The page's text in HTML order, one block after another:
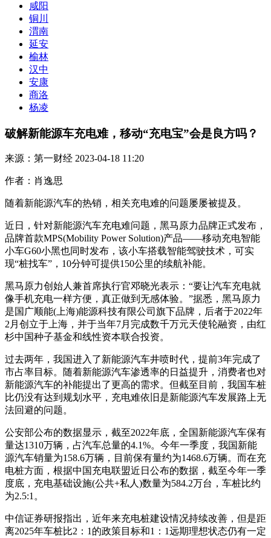
咸阳
铜川
渭南
延安
榆林
汉中
安康
商洛
杨凌
破解新能源车充电难，移动“充电宝”会是良方吗？
来源：第一财经 2023-04-18 11:20
作者：肖逸思
随着新能源汽车的热销，相关充电难的问题屡屡被提及。
近日，针对新能源汽车充电难问题，黑马原力品牌正式发布，
品牌首款MPS(Mobility Power Solution)产品——移动充电智能
小车G60小黑也同时发布，该小车搭载智能驾驶技术，可实
现“桩找车”，10分钟可提供150公里的续航补能。
黑马原力创始人兼首席执行官邓晓光表示：“要让汽车充电就
像手机充电一样方便，真正做到无感体验。”据悉，黑马原力
是国广顺能(上海)能源科技有限公司旗下品牌，后者于2022年
2月创立于上海，并于当年7月完成数千万元天使轮融资，由红
杉中国种子基金和线性资本联合投资。
过去两年，我国进入了新能源汽车井喷时代，提前3年完成了
市占率目标。随着新能源汽车渗透率的日益提升，消费者也对
新能源汽车的补能提出了更高的需求。但截至目前，我国车桩
比仍没有达到规划水平，充电难依旧是新能源汽车发展路上无
法回避的问题。
公安部公布的数据显示，截至2022年底，全国新能源汽车保有
量达1310万辆，占汽车总量的4.1%。今年一季度，我国新能
源汽车销量为158.6万辆，目前保有量约为1468.6万辆。而在充
电桩方面，根据中国充电联盟近日公布的数据，截至今年一季
度底，充电基础设施(公共+私人)数量为584.2万台，车桩比约
为2.5:1。
中信证券研报指出，近年来充电桩建设情况持续改善，但是距
离2025年车桩比2：1的政策目标和1：1远期理想状态仍有一定